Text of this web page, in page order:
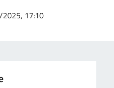
17:10